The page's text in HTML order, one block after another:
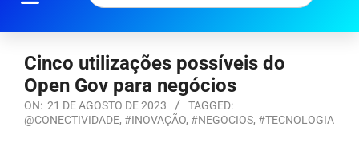
Cinco utilizações possíveis do
Open Gov para negócios
ON: 21 DE AGOSTO DE 2023
TAGGED:
@CONECTIVIDADE, #INOVAÇÃO, #NEGOCIOS, #TECNOLOGIA